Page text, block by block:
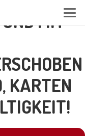
MIT
KARTEN